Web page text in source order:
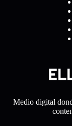
Medio digital